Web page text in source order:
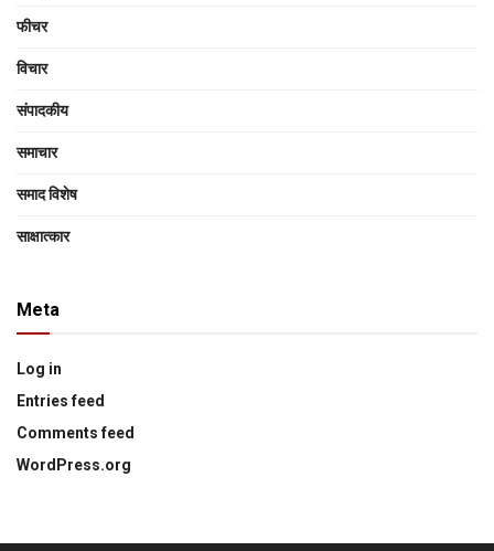
फीचर
विचार
संपादकीय
समाचार
समाद विशेष
साक्षात्‍कार
Meta
Log in
Entries feed
Comments feed
WordPress.org